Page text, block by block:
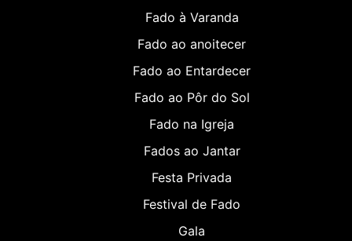
Fado à Varanda
Fado ao anoitecer
Fado ao Entardecer
Fado ao Pôr do Sol
Fado na Igreja
Fados ao Jantar
Festa Privada
Festival de Fado
Gala